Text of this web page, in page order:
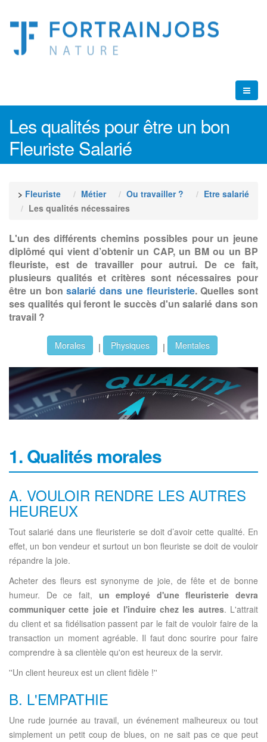
Les qualités pour être un bon
Fleuriste Salarié
> Fleuriste Métier Ou travailler ?
Etre salarié
Les qualités nécessaires
L'un des différents chemins possibles pour un jeune
diplômé qui vient d’obtenir un CAP, un BM ou un BP
fleuriste, est de travailler pour autrui. De ce fait,
plusieurs qualités et critères sont nécessaires pour
être un bonsalarié dans une fleuristerie. Quelles sont
ses qualités qui feront le succès d'un salarié dans son
travail ?
Morales | Physiques | Mentales
1. Qualités morales
A. VOULOIR RENDRE LES AUTRES
HEUREUX
Tout salarié dans une fleuristerie se doit d’avoir cette qualité. En
effet, un bon vendeur et surtout un bon fleuriste se doit de vouloir
répandre la joie.
Acheter des fleurs est synonyme de joie, de fête et de bonne
humeur. De ce fait, un employé d'une fleuristerie devra
communiquer cette joie et l'induire chez les autres. L'attrait
du client et sa fidélisation passent par le fait de vouloir faire de la
transaction un moment agréable. Il faut donc sourire pour faire
comprendre à sa clientèle qu'on est heureux de la servir.
''Un client heureux est un client fidèle !''
B. L'EMPATHIE
Une rude journée au travail, un événement malheureux ou tout
simplement un petit coup de blues, on ne sait pas ce que peut